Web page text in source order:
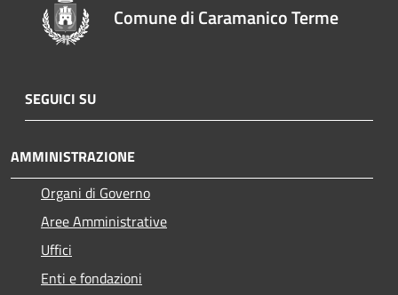
Comune di Caramanico Terme
SEGUICI SU
AMMINISTRAZIONE
Organi di Governo
Aree Amministrative
Uffici
Enti e fondazioni